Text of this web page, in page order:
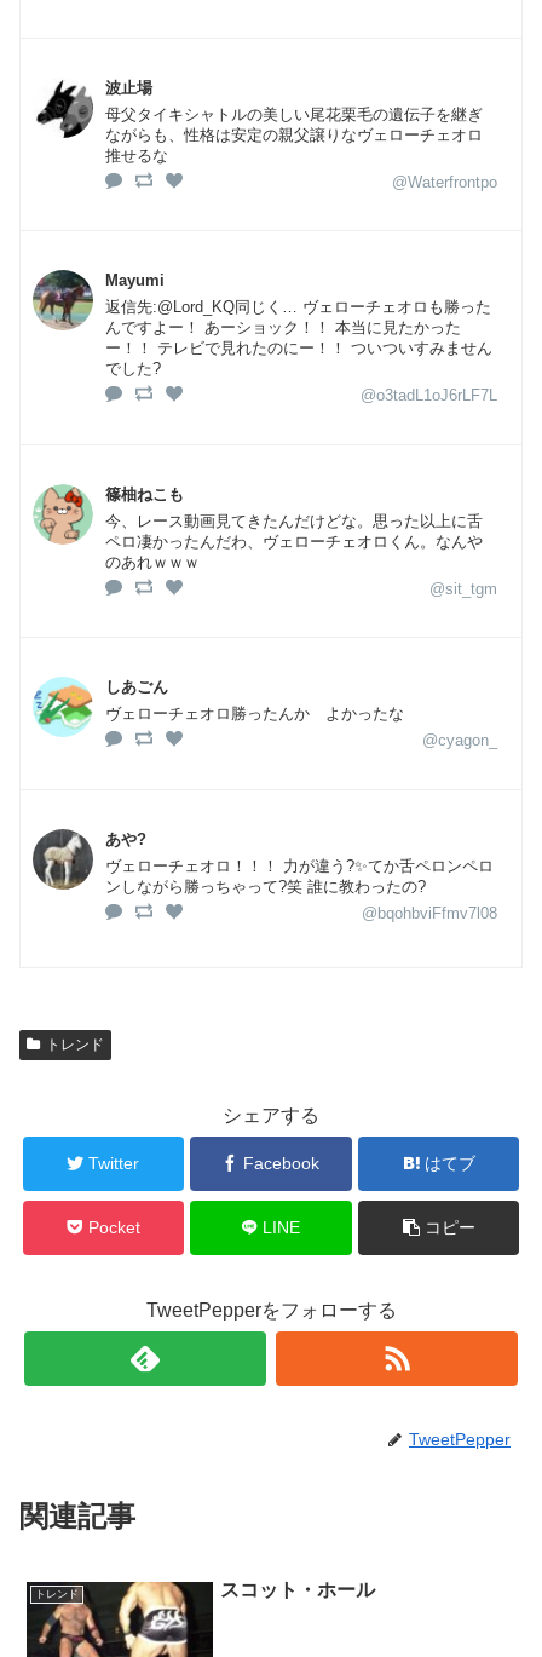
波止場
母父タイキシャトルの美しい尾花栗毛の遺伝子を継ぎ
ながらも、性格は安定の親父譲りなヴェローチェオロ
推せるな
@Waterfrontpo
Mayumi
返信先:@Lord_KQ同じく… ヴェローチェオロも勝った
んですよー！ あーショック！！ 本当に見たかった
ー！！ テレビで見れたのにー！！ ついついすみません
でした?
@o3tadL1oJ6rLF7L
篠柚ねこも
今、レース動画見てきたんだけどな。思った以上に舌
ペロ凄かったんだわ、ヴェローチェオロくん。なんや
のあれｗｗｗ
@sit_tgm
しあごん
ヴェローチェオロ勝ったんか よかったな
@cyagon_
あや?
ヴェローチェオロ！！！ 力が違う?✨てか舌ペロンペロ
ンしながら勝っちゃって?笑 誰に教わったの?
@bqohbviFfmv7l08
トレンド
シェアする
Twitter Facebook はてブ
Pocket LINE コピー
TweetPepperをフォローする
TweetPepper
関連記事
トレンド スコット・ホール